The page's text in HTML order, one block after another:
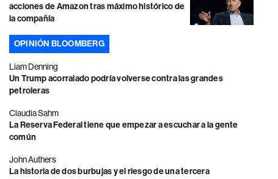
acciones de Amazon tras máximo histórico de
la compañía
OPINIÓN BLOOMBERG
Liam Denning
Un Trump acorralado podría volverse contra las grandes
petroleras
Claudia Sahm
La Reserva Federal tiene que empezar a escuchar a la gente
común
John Authers
La historia de dos burbujas y el riesgo de una tercera